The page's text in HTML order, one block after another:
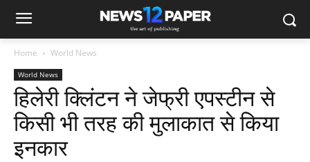
Home World News
World News
हिलेरी क्लिंटन ने जेफ्री एपस्टीन से
किसी भी तरह की मुलाकात से किया
इनकार